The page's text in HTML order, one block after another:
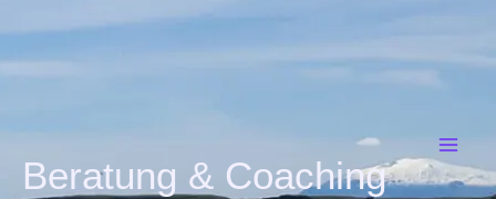
Beratung & Coaching